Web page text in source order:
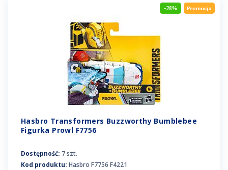
-28%
Hasbro Transformers Buzzworthy Bumblebee
Figurka Prowl F7756
Dostępność: 7 szt.
Kod produktu: Hasbro F7756 F4221